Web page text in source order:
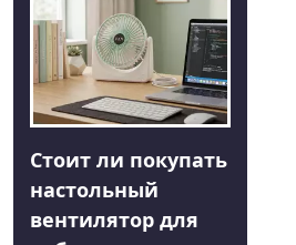
Стоит ли покупать
настольный
вентилятор для